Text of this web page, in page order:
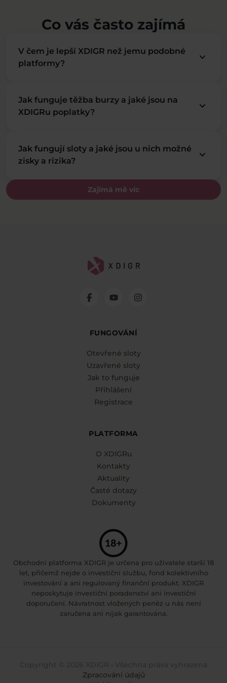
Co vás často zajímá
Zajímá mě víc
V čem je lepší XDIGR než jemu podobné
platformy?
keyboard_arrow_down
Jak funguje těžba burzy a jaké jsou na
XDIGRu poplatky?
keyboard_arrow_down
Jak fungují sloty a jaké jsou u nich možné
zisky a rizika?
keyboard_arrow_down
FUNGOVÁNÍ
Otevřené sloty
Uzavřené sloty
Jak to funguje
Přihlášení
Registrace
PLATFORMA
O XDIGRu
Kontakty
Aktuality
Časté dotazy
Dokumenty
Obchodní platforma XDIGR je určena pro uživatele starší 18
let, přičemž nejde o investiční službu, fond kolektivního
investování a ani regulovaný finanční produkt. XDIGR
neposkytuje investiční poradenství ani investiční
doporučení. Návratnost vložených peněz u nás není
zaručena ani nijak garantována.
Zpracování údajů